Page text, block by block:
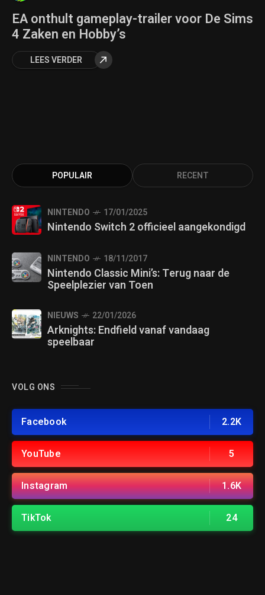
EA onthult gameplay-trailer voor De Sims
4 Zaken en Hobby’s
LEES VERDER
POPULAIR RECENT
NINTENDO 17/01/2025
Nintendo Switch 2 officieel aangekondigd
NINTENDO 18/11/2017
Nintendo Classic Mini’s: Terug naar de
Speelplezier van Toen
NIEUWS 22/01/2026
Arknights: Endfield vanaf vandaag
speelbaar
VOLG ONS
Facebook 2.2K
YouTube 5
Instagram 1.6K
TikTok 24